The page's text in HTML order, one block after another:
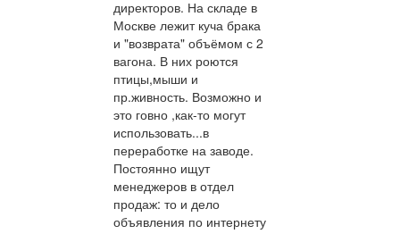
директоров. На складе в
Москве лежит куча брака
и "возврата" объёмом с 2
вагона. В них роются
птицы,мыши и
пр.живность. Возможно и
это говно ,как-то могут
использовать...в
переработке на заводе.
Постоянно ищут
менеджеров в отдел
продаж: то и дело
объявления по интернету